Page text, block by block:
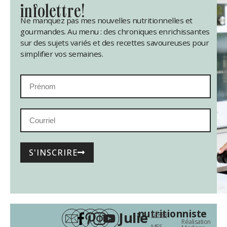
infolettre!
Ne manquez pas mes nouvelles nutritionnelles et
gourmandes. Au menu : des chroniques enrichissantes
sur des sujets variés et des recettes savoureuses pour
simplifier vos semaines.
S'INSCRIRE
Julienutritionniste
GÉRER
Réalisation